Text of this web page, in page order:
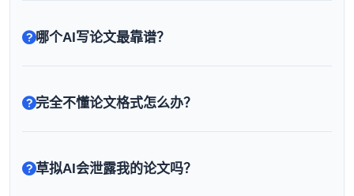
哪个AI写论文最靠谱？
完全不懂论文格式怎么办？
草拟AI会泄露我的论文吗？